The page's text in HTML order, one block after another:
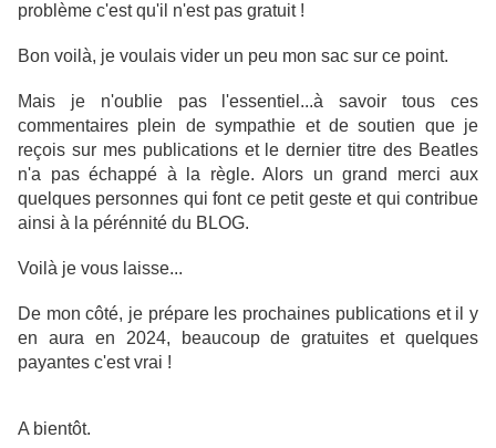
problème c'est qu'il n'est pas gratuit !
Bon voilà, je voulais vider un peu mon sac sur ce point.
Mais je n'oublie pas l'essentiel...à savoir tous ces
commentaires plein de sympathie et de soutien que je
reçois sur mes publications et le dernier titre des Beatles
n'a pas échappé à la règle. Alors un grand merci aux
quelques personnes qui font ce petit geste et qui contribue
ainsi à la pérénnité du BLOG.
Voilà je vous laisse...
De mon côté, je prépare les prochaines publications et il y
en aura en 2024, beaucoup de gratuites et quelques
payantes c'est vrai !
A bientôt.